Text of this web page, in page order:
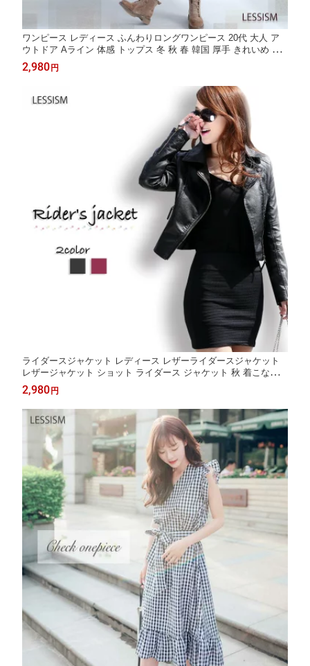
ワンピース レディース ふんわりロングワンピース 20代 大人 ア
ウトドア Aライン 体感 トップス 冬 秋 春 韓国 厚手 きれいめ カ
ジュアル しっかり 40代 ニット 白 かわいい スカート ネック 大き
いサイズ 人気 ロング 50代 ブランド 長袖 黒 前開き おしゃれ
2,980 円
ライダースジャケット レディース レザーライダースジャケット
レザージャケット ショット ライダース ジャケット 秋 着こなし
革ジャン 30代 ブランド 春 サイズ スエード 50代 20代 ブルゾン
レザー 冬 革 おしゃれ アウター オフィス 厚手 バイク 人気 コー
ト 40代
2,980 円